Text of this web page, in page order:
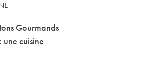
Gourmands
une cuisine